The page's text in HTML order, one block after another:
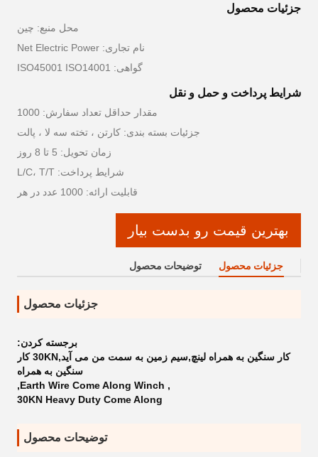
جزئیات محصول
محل منبع: چین
نام تجاری: Net Electric Power
گواهی: ISO45001 ISO14001
شرایط پرداخت و حمل و نقل
مقدار حداقل تعداد سفارش: 1000
جزئیات بسته بندی: کارتن ، تخته سه لا ، پالت
زمان تحویل: 5 تا 8 روز
شرایط پرداخت: L/C، T/T
قابلیت ارائه: 1000 عدد در هر
بهترین قیمت رو بدست بیار
جزئیات محصول توضیحات محصول
جزئیات محصول
برجسته کردن:
کار سنگين به همراه لينچ,سیم زمین به سمت من می آید,30KN کار
سنگین به همراه
,
Earth Wire Come Along Winch
,
30KN Heavy Duty Come Along
توضیحات محصول